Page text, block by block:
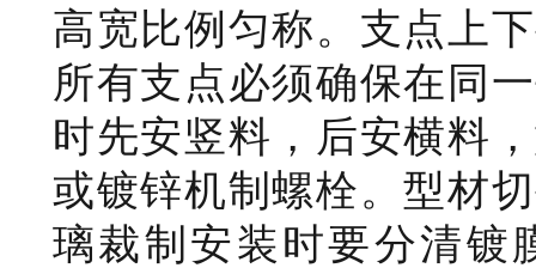
高宽比例匀称。支点上
所有支点必须确保在同
时先安竖料，后安横料
或镀锌机制螺栓。型材
璃裁制安装时要分清镀